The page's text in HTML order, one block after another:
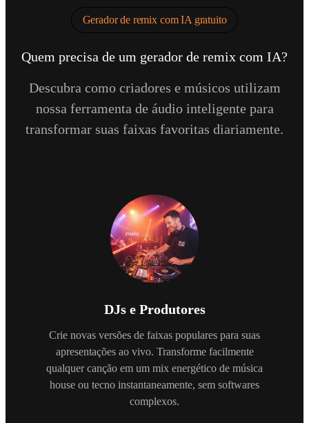
Gerador de remix com IA gratuito
Quem precisa de um gerador de remix com IA?
Descubra como criadores e músicos utilizam
nossa ferramenta de áudio inteligente para
transformar suas faixas favoritas diariamente.
DJs e Produtores
Crie novas versões de faixas populares para suas
apresentações ao vivo. Transforme facilmente
qualquer canção em um mix energético de música
house ou tecno instantaneamente, sem softwares
complexos.